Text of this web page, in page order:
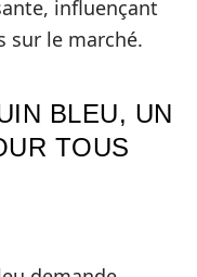
influençant
sur le marché.
BLEU, UN
TOUS